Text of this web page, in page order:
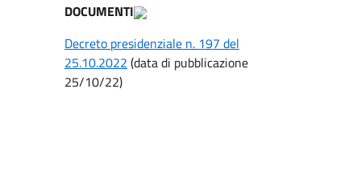
DOCUMENTI
Decreto presidenziale n. 197 del
25.10.2022 (data di pubblicazione
25/10/22)